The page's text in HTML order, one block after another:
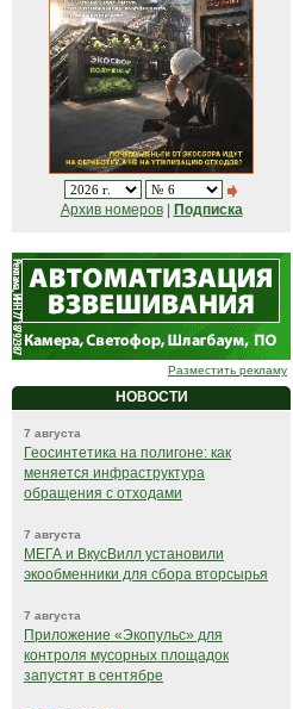
Архив номеров| Подписка
Разместить рекламу
НОВОСТИ
7 августа
Геосинтетика на полигоне: как
меняется инфраструктура
обращения с отходами
7 августа
МЕГА и ВкусВилл установили
экообменники для сбора вторсырья
7 августа
Приложение «Экопульс» для
контроля мусорных площадок
запустят в сентябре